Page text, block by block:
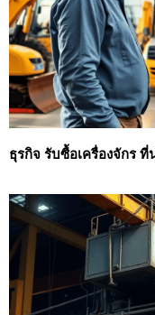
ธุรกิจ รับซื้อเครื่องจักร ที่